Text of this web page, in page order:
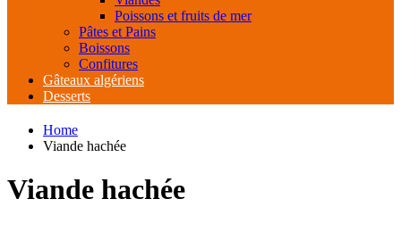
Poissons et fruits de mer
Pâtes et Pains
Boissons
Confitures
Gâteaux algériens
Desserts
Home
Viande hachée
Viande hachée